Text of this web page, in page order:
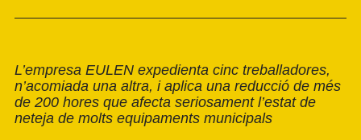
L’empresa EULEN expedienta cinc treballadores,
n’acomiada una altra, i aplica una reducció de més
de 200 hores que afecta seriosament l’estat de
neteja de molts equipaments municipals